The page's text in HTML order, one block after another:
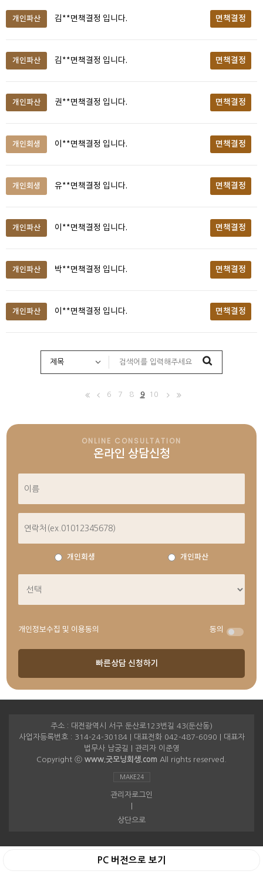
개인파산 김**면책결정 입니다. 면책결정
개인파산 김**면책결정 입니다. 면책결정
개인파산 권**면책결정 입니다. 면책결정
개인회생 이**면책결정 입니다. 면책결정
개인회생 유**면책결정 입니다. 면책결정
개인파산 이**면책결정 입니다. 면책결정
개인파산 박**면책결정 입니다. 면책결정
개인파산 이**면책결정 입니다. 면책결정
6 7 8 9 10
ONLINE CONSULTATION
온라인 상담신청
개인회생 개인파산
동의
개인정보수집 및 이용동의
주소 : 대전광역시 서구 둔산로123번길 43(둔산동)
사업자등록번호 : 314-24-30184 | 대표전화 042-487-6090 | 대표자
법무사 남궁길 | 관리자 이준영
Copyright ⓒ www.굿모닝회생.com All rights reserved.
MAKE24
관리자로그인
상단으로
PC 버전으로 보기